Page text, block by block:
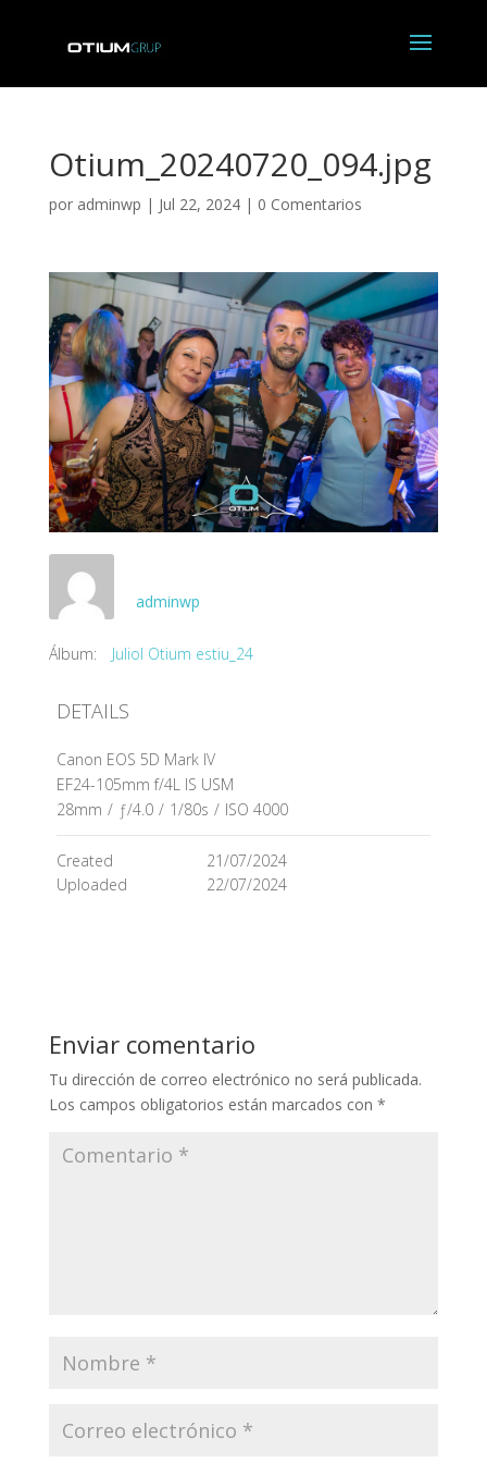
Otium_20240720_094.jpg
por adminwp | Jul 22, 2024| 0 Comentarios
adminwp
Álbum: Juliol Otium estiu_24
DETAILS
Canon EOS 5D Mark IV
EF24-105mm f/4L IS USM
28mm / ƒ/4.0 / 1/80s / ISO 4000
Created
21/07/2024
Uploaded
22/07/2024
Enviar comentario
Tu dirección de correo electrónico no será publicada.
Los campos obligatorios están marcados con *